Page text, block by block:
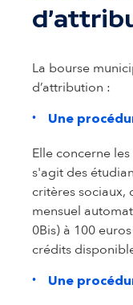
La bourse
d’attribution :
Une
Elle concerne
s'agit des
critères sociaux,
mensuel
0Bis) à 100
crédits
Une